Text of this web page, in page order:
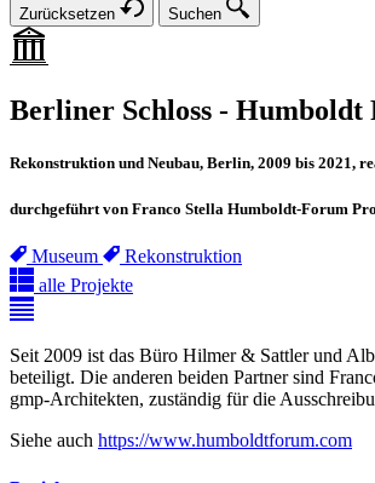
Zurücksetzen Suchen
Berliner Schloss - Humboldt
Rekonstruktion und Neubau, Berlin, 2009 bis 2021,
durchgeführt von Franco Stella Humboldt-Forum
Museum
Rekonstruktion
alle Projekte
Seit 2009 ist das Büro Hilmer & Sattler und
beteiligt. Die anderen beiden Partner sind
gmp-Architekten, zuständig für die
Siehe auch https://www.humboldtforum.com